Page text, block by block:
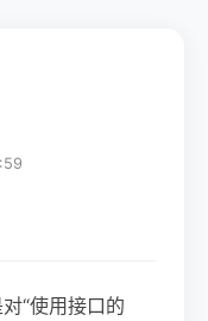
“使用接口的